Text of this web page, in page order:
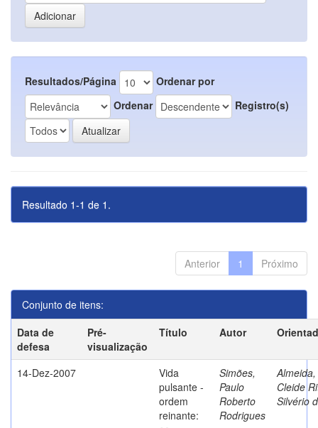
Resultados/Página
Ordenar por
Ordenar
Registro(s)
Resultado 1-1 de 1.
Anterior 1 Próximo
Conjunto de itens:
Data de
defesa
Pré-
visualização
Título Autor
14-Dez-2007
Vida
pulsante -
ordem
reinante:
Simões,
Paulo
Roberto
Rodrigues
Almeida,
Cleide
Silvério